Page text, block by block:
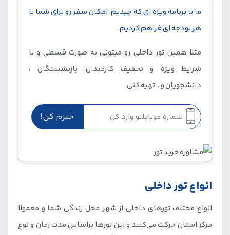
تور اصفهان
مزایای سفر با تور داخلی چیست؟
برنامه ریزی سفر داخلی
جاذبه های گردشگری تور داخلی
نکات سفر در تور های داخلی
ما با برنامه ویژه ای که چیدیم، امکان سفر رو برای شما با
هر بودجه ای فراهم کردیم.
مثلا همین تور داخلی رو میتونی به صورت قسطی و با
شرایط ویژه و تخفیف کارمندان، بازنشستگان ،
دانشجویان و... تهیه کنی
انواع تور داخلی
انواع مختلف تورهای داخلی از شهر محل زندگی شما و معمولا
مرکز استان حرکت می‌کنند و این تورها بر‌اساس مدت زمان و نوع